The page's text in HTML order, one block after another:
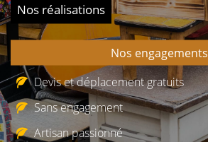
Nos réalisations
Nos engagements
Devis et déplacement gratuits
Sans engagement
Artisan passionné